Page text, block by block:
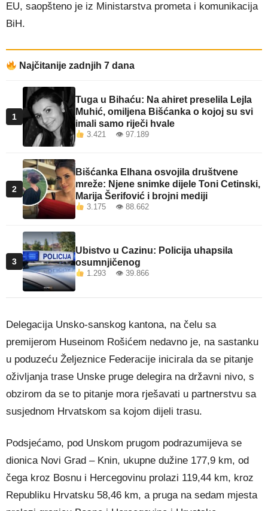
EU, saopšteno je iz Ministarstva prometa i komunikacija
BiH.
Najčitanije zadnjih 7 dana
1
Tuga u Bihaću: Na ahiret preselila Lejla
Muhić, omiljena Bišćanka o kojoj su svi
imali samo riječi hvale
3.421 👁 97.189
2
Bišćanka Elhana osvojila društvene
mreže: Njene snimke dijele Toni Cetinski,
Marija Šerifović i brojni mediji
3.175 👁 88.662
3
Ubistvo u Cazinu: Policija uhapsila
osumnjičenog
1.293 👁 39.866
Delegacija Unsko-sanskog kantona, na čelu sa
premijerom Huseinom Rošićem nedavno je, na sastanku
u poduzeću Željeznice Federacije inicirala da se pitanje
oživljanja trase Unske pruge delegira na državni nivo, s
obzirom da se to pitanje mora rješavati u partnerstvu sa
susjednom Hrvatskom sa kojom dijeli trasu.
Podsjećamo, pod Unskom prugom podrazumijeva se
dionica Novi Grad – Knin, ukupne dužine 177,9 km, od
čega kroz Bosnu i Hercegovinu prolazi 119,44 km, kroz
Republiku Hrvatsku 58,46 km, a pruga na sedam mjesta